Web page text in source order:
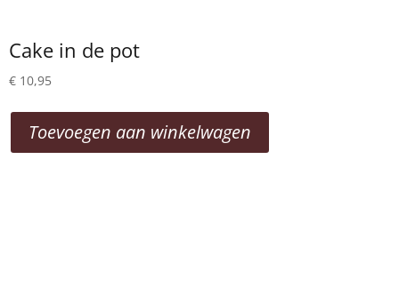
Cake in de pot
€ 10,95
Toevoegen aan winkelwagen